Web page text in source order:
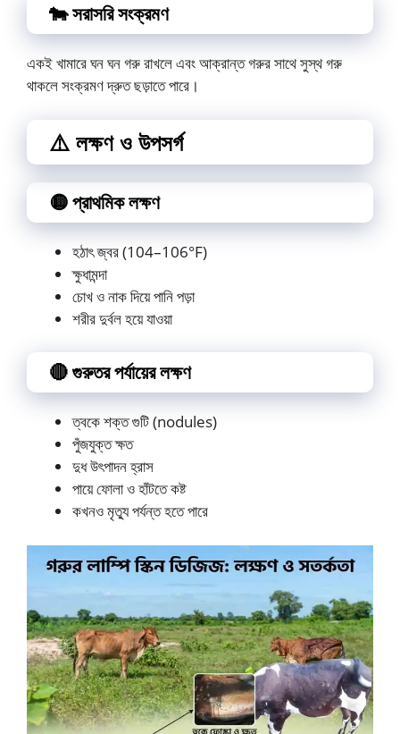
🐄 সরাসরি সংক্রমণ
একই খামারে ঘন ঘন গরু রাখলে এবং আক্রান্ত গরুর সাথে সুস্থ গরু
থাকলে সংক্রমণ দ্রুত ছড়াতে পারে।
⚠️ লক্ষণ ও উপসর্গ
🟡 প্রাথমিক লক্ষণ
হঠাৎ জ্বর (104–106°F)
ক্ষুধামন্দা
চোখ ও নাক দিয়ে পানি পড়া
শরীর দুর্বল হয়ে যাওয়া
🔴 গুরুতর পর্যায়ের লক্ষণ
ত্বকে শক্ত গুটি (nodules)
পুঁজযুক্ত ক্ষত
দুধ উৎপাদন হ্রাস
পায়ে ফোলা ও হাঁটতে কষ্ট
কখনও মৃত্যু পর্যন্ত হতে পারে